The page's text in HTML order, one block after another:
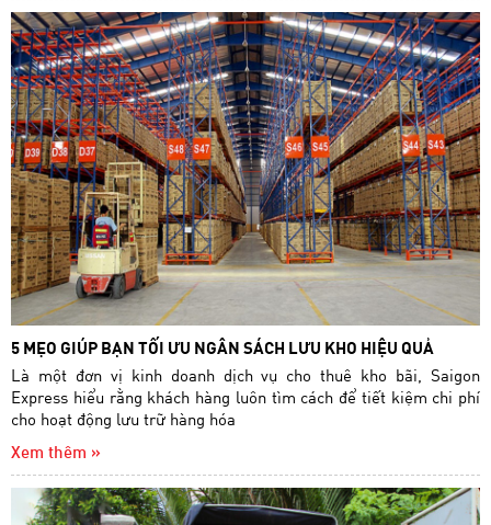
5 MẸO GIÚP BẠN TỐI ƯU NGÂN SÁCH LƯU KHO HIỆU QUẢ
Là một đơn vị kinh doanh dịch vụ cho thuê kho bãi, Saigon
Express hiểu rằng khách hàng luôn tìm cách để tiết kiệm chi phí
cho hoạt động lưu trữ hàng hóa
Xem thêm »